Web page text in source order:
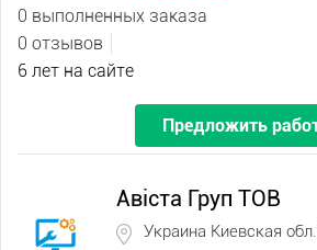
0 выполненных заказа
0 отзывов
6 лет на сайте
Предложить
Авіста Груп ТОВ
Украина Киевская